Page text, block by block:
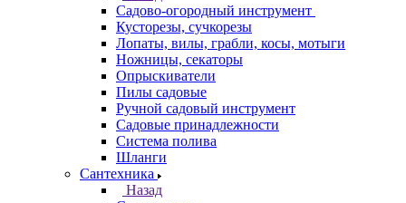
Садово-огородный инструмент
Кусторезы, сучкорезы
Лопаты, вилы, грабли, косы, мотыги
Ножницы, секаторы
Опрыскиватели
Пилы садовые
Ручной садовый инструмент
Садовые принадлежности
Система полива
Шланги
Сантехника
Назад